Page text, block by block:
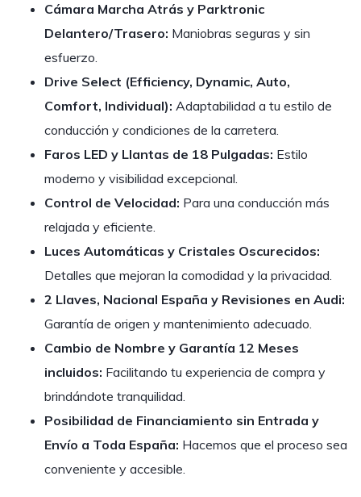
Cámara Marcha Atrás y Parktronic
Delantero/Trasero: Maniobras seguras y sin
esfuerzo.
Drive Select (Efficiency, Dynamic, Auto,
Comfort, Individual): Adaptabilidad a tu estilo de
conducción y condiciones de la carretera.
Faros LED y Llantas de 18 Pulgadas: Estilo
moderno y visibilidad excepcional.
Control de Velocidad: Para una conducción más
relajada y eficiente.
Luces Automáticas y Cristales Oscurecidos:
Detalles que mejoran la comodidad y la privacidad.
2 Llaves, Nacional España y Revisiones en Audi:
Garantía de origen y mantenimiento adecuado.
Cambio de Nombre y Garantía 12 Meses
incluidos: Facilitando tu experiencia de compra y
brindándote tranquilidad.
Posibilidad de Financiamiento sin Entrada y
Envío a Toda España: Hacemos que el proceso sea
conveniente y accesible.